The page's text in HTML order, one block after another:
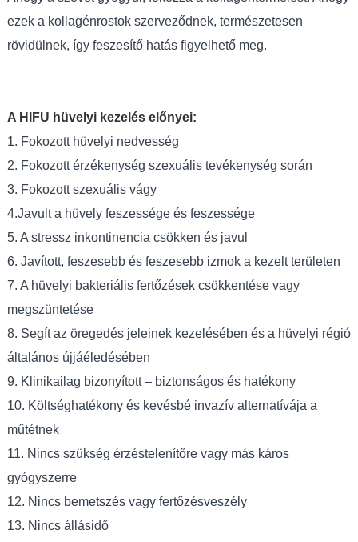
ezek a kollagénrostok szerveződnek, természetesen
rövidülnek, így feszesítő hatás figyelhető meg.
A HIFU hüvelyi kezelés előnyei:
1. Fokozott hüvelyi nedvesség
2. Fokozott érzékenység szexuális tevékenység során
3. Fokozott szexuális vágy
4.Javult a hüvely feszessége és feszessége
5. A stressz inkontinencia csökken és javul
6. Javított, feszesebb és feszesebb izmok a kezelt területen
7. A hüvelyi bakteriális fertőzések csökkentése vagy
megszüntetése
8. Segít az öregedés jeleinek kezelésében és a hüvelyi régió
általános újjáéledésében
9. Klinikailag bizonyított – biztonságos és hatékony
10. Költséghatékony és kevésbé invazív alternatívája a
műtétnek
11. Nincs szükség érzéstelenítőre vagy más káros
gyógyszerre
12. Nincs bemetszés vagy fertőzésveszély
13. Nincs állásidő